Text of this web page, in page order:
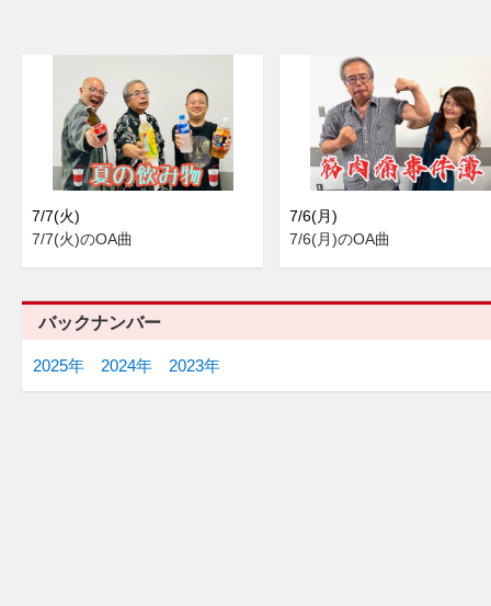
7/7(火)
7/7(火)のOA曲
7/6(月)
7/6(月)のOA曲
バックナンバー
2025年 2024年 2023年